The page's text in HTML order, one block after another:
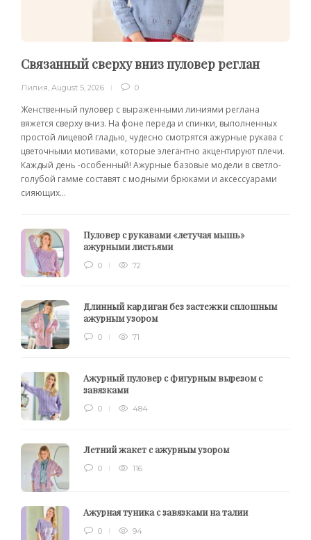
Связанный сверху вниз пуловер реглан
Лилия, August 5, 2026 0
Женственный пуловер с выраженными линиями реглана
вяжется сверху вниз. На фоне переда и спинки, выполненных
простой лицевой гладью, чудесно смотрятся ажурные рукава с
цветочными мотивами, которые элегантно акцентируют плечи.
Каждый день -особенный! Ажурные базовые модели в светло-
голубой гамме составят с модными брюками и аксессуарами
сияющих...
Пуловер с рукавами «летучая мышь»
ажурными листьями
0 72
Длинный кардиган без застежки сплошным
ажурным узором
0 71
Ажурный пуловер с фигурным вырезом с
завязками
0 484
Летний жакет с ажурным узором
0 116
Ажурная туника с завязками на талии
0 94